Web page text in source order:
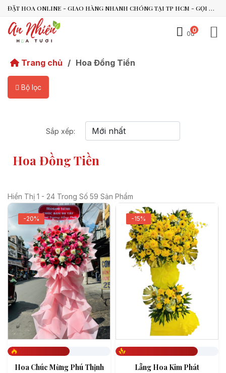
ĐẶT HOA ONLINE - GIAO HÀNG NHANH CHÓNG TẠI TP HCM - GỌI NGAY 0938.494.119 HOẶC 0899.492.909
0
0đ
Trang chủ / Hoa Đồng Tiền
Bộ lọc
Hoa Đồng Tiền
Sắp xếp:
Hiển Thị 1 - 24 Trong Số 59 Sản Phẩm
-20%
Hoa Chúc Mừng Phú Thịnh
-15%
Lẵng Hoa Kim Phát
An Nhiên Flowers
Tư vấn nhanh trong vài phút
Chào bạn, mình có thể hỗ trợ chọn hoa theo dịp nào?
Bạn có thể để lại yêu cầu, mình sẽ phản hồi sớm.